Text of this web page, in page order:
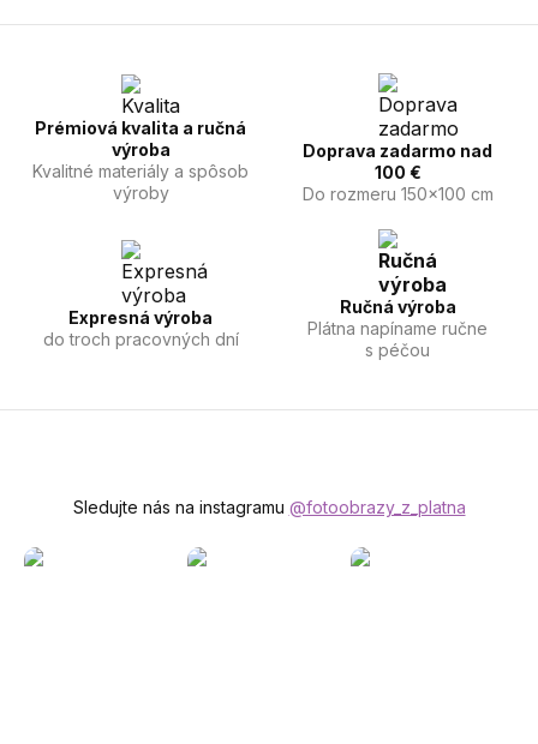
Prémiová kvalita a ručná
výroba
Kvalitné materiály a spôsob
výroby
Doprava zadarmo nad
100 €
Do rozmeru 150x100 cm
Expresná výroba
do troch pracovných dní
Ručná výroba
Plátna napíname ručne
s péčou
Sledujte nás na instagramu @fotoobrazy_z_platna